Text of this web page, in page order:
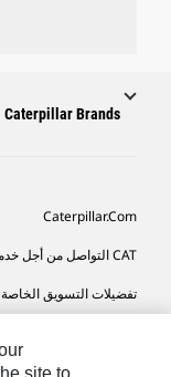
Caterpillar Brands
Caterpillar.com
CAT التواصل من أجل خدمة المعدات ودعم
تفضيلات التسويق
Cookie Settings
site to